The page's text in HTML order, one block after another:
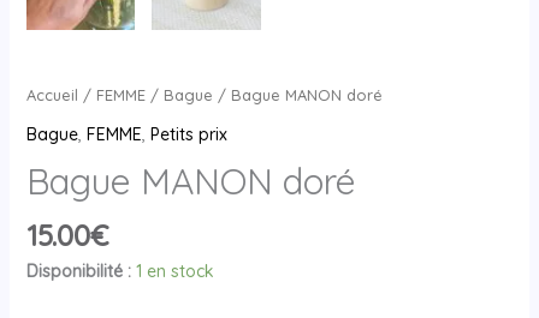
Accueil / FEMME/ Bague / Bague MANON doré
Bague, FEMME, Petits prix
Bague MANON doré
15.00€
Disponibilité : 1 en stock